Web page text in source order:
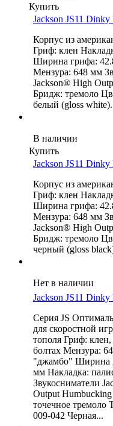
Купить
Jackson JS11
Корпус из
Гриф: клен
Ширина грифа:
Мензура: 648 мм
Jackson® High
Бридж: тремоло
белый (gloss
В наличии
Купить
Jackson JS11
Корпус из
Гриф: клен
Ширина грифа:
Мензура: 648 мм
Jackson® High
Бридж: тремоло
черный (gloss
Нет в наличии
Jackson JS11
Серия JS
для скоростной
тополя Гриф:
болтах Мензура:
"джамбо" Ширина
мм Накладка:
Звукосниматели
Output
точечное тремоло
009-042 Черная...